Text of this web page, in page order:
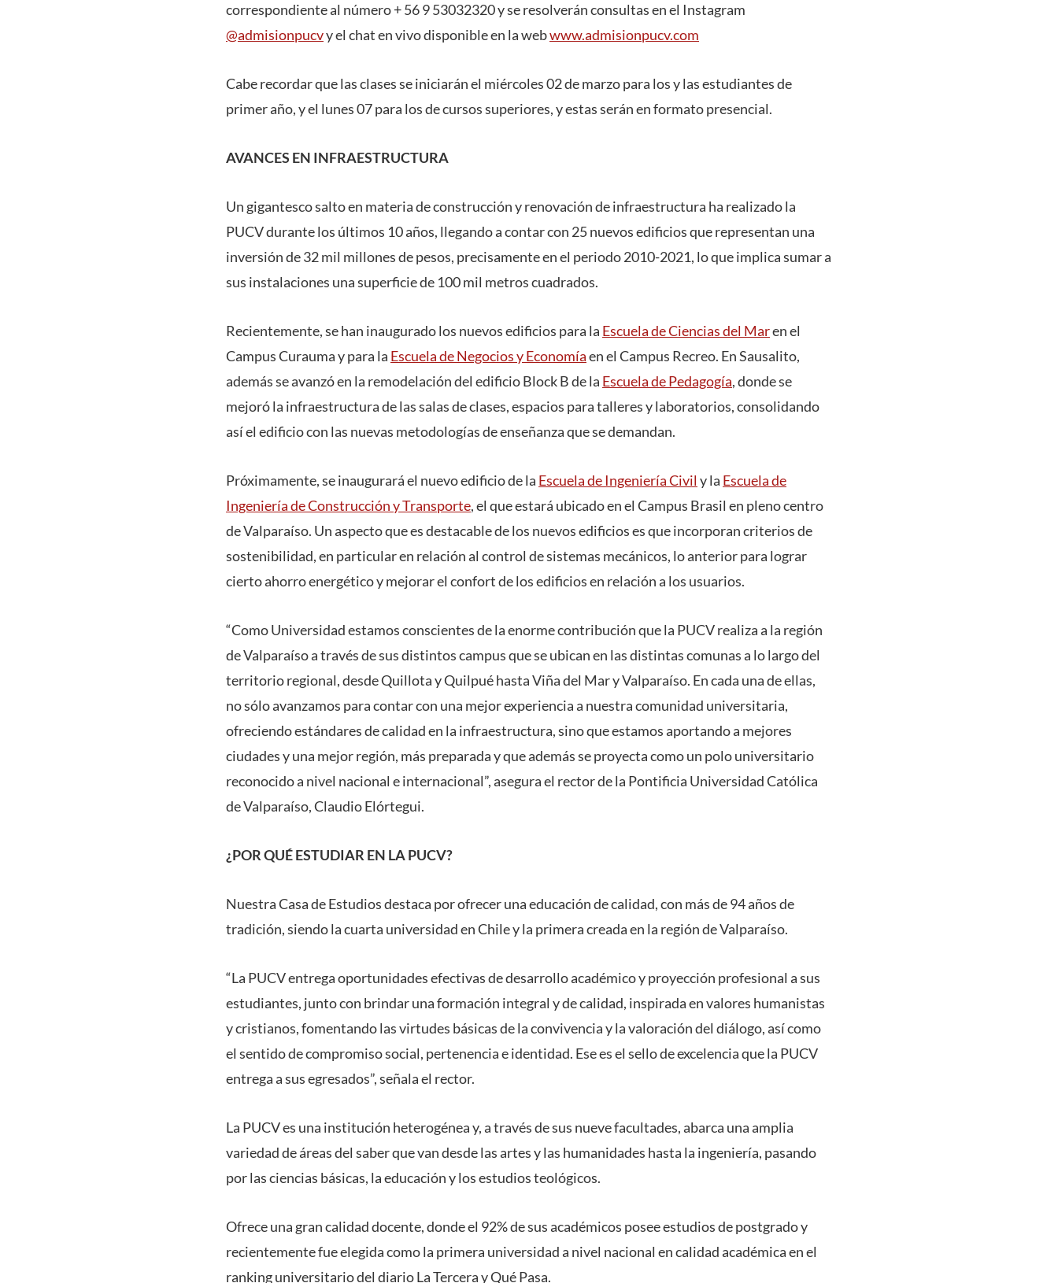
correspondiente al número + 56 9 53032320 y se resolverán consultas en el Instagram
@admisionpucvy el chat en vivo disponible en la webwww.admisionpucv.com
Cabe recordar que las clases se iniciarán el miércoles 02 de marzo para los y las estudiantes de
primer año, y el lunes 07 para los de cursos superiores, y estas serán en formato presencial.
AVANCES EN INFRAESTRUCTURA
Un gigantesco salto en materia de construcción y renovación de infraestructura ha realizado la
PUCV durante los últimos 10 años, llegando a contar con 25 nuevos edificios que representan una
inversión de 32 mil millones de pesos, precisamente en el periodo 2010-2021, lo que implica sumar a
sus instalaciones una superficie de 100 mil metros cuadrados.
Recientemente, se han inaugurado los nuevos edificios para la Escuela de Ciencias del Maren el
Campus Curauma y para la Escuela de Negocios y Economíaen el Campus Recreo. En Sausalito,
además se avanzó en la remodelación del edificio Block B de la Escuela de Pedagogía, donde se
mejoró la infraestructura de las salas de clases, espacios para talleres y laboratorios, consolidando
así el edificio con las nuevas metodologías de enseñanza que se demandan.
Próximamente, se inaugurará el nuevo edificio de la Escuela de Ingeniería Civil y la Escuela de
Ingeniería de Construcción y Transporte, el que estará ubicado en el Campus Brasil en pleno centro
de Valparaíso. Un aspecto que es destacable de los nuevos edificios es que incorporan criterios de
sostenibilidad, en particular en relación al control de sistemas mecánicos, lo anterior para lograr
cierto ahorro energético y mejorar el confort de los edificios en relación a los usuarios.
“Como Universidad estamos conscientes de la enorme contribución que la PUCV realiza a la región
de Valparaíso a través de sus distintos campus que se ubican en las distintas comunas a lo largo del
territorio regional, desde Quillota y Quilpué hasta Viña del Mar y Valparaíso. En cada una de ellas,
no sólo avanzamos para contar con una mejor experiencia a nuestra comunidad universitaria,
ofreciendo estándares de calidad en la infraestructura, sino que estamos aportando a mejores
ciudades y una mejor región, más preparada y que además se proyecta como un polo universitario
reconocido a nivel nacional e internacional”, asegura el rector de la Pontificia Universidad Católica
de Valparaíso, Claudio Elórtegui.
¿POR QUÉ ESTUDIAR EN LA PUCV?
Nuestra Casa de Estudios destaca por ofrecer una educación de calidad, con más de 94 años de
tradición, siendo la cuarta universidad en Chile y la primera creada en la región de Valparaíso.
“La PUCV entrega oportunidades efectivas de desarrollo académico y proyección profesional a sus
estudiantes, junto con brindar una formación integral y de calidad, inspirada en valores humanistas
y cristianos, fomentando las virtudes básicas de la convivencia y la valoración del diálogo, así como
el sentido de compromiso social, pertenencia e identidad. Ese es el sello de excelencia que la PUCV
entrega a sus egresados”, señala el rector.
La PUCV es una institución heterogénea y, a través de sus nueve facultades, abarca una amplia
variedad de áreas del saber que van desde las artes y las humanidades hasta la ingeniería, pasando
por las ciencias básicas, la educación y los estudios teológicos.
Ofrece una gran calidad docente, donde el 92% de sus académicos posee estudios de postgrado y
recientemente fue elegida como la primera universidad a nivel nacional en calidad académica en el
ranking universitario del diario La Tercera y Qué Pasa.